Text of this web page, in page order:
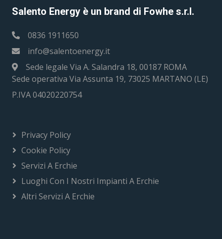
Salento Energy è un brand di Fowhe s.r.l.
0836 1911650
info@salentoenergy.it
Sede legale Via A. Salandra 18, 00187 ROMA
Sede operativa Via Assunta 19, 73025 MARTANO (LE)
P.IVA 04020220754
Privacy Policy
Cookie Policy
Servizi A Erchie
Luoghi Con I Nostri Impianti A Erchie
Altri Servizi A Erchie